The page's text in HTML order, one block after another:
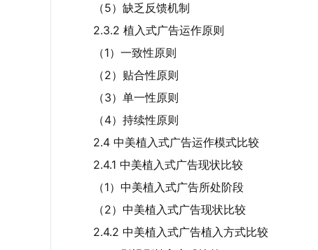
（5）缺乏反馈机制
2.3.2 植入式广告运作原则
（1）一致性原则
（2）贴合性原则
（3）单一性原则
（4）持续性原则
2.4 中美植入式广告运作模式比较
2.4.1 中美植入式广告现状比较
（1）中美植入式广告所处阶段
（2）中美植入式广告现状比较
2.4.2 中美植入式广告植入方式比较